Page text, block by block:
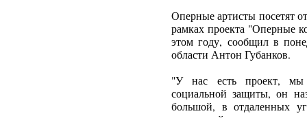
Оперные артисты посетят
рамках проекта "Оперные
этом году, сообщил в
области Антон Губанков.
"У нас есть проект, мы
социальной защиты, он
большой, в отдаленных